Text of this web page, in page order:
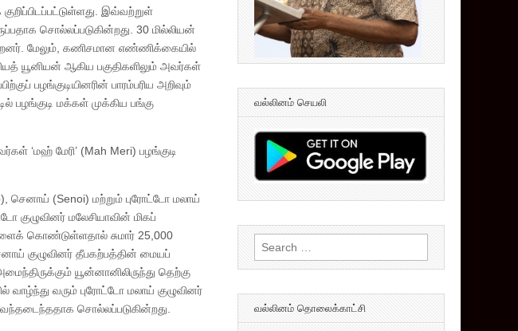
இவ்வற்றுள்
சொல்லப்படுகின்றது. 30 மில்லியன்
மேலும், கணிசமான எண்ணிக்கையில்
யூனியன் ஆகிய பகுதிகளிலும் அவர்கள்
பழங்குடியினரின் பாரம்பரிய அறிவும்
பழங்குடி மக்கள் முக்கிய பங்கு
‘மஹ் மேரி’ (Mah Meri) பழங்குடி
செனாய் (Senoi) மற்றும் புரோட்டோ மலாய்
குழுவினர் மலேசியாவின் மிகப்
கொண்டுள்ளதால் சுமார் 25,000
குழுவினர் தீபகற்பத்தின் மையப்
யூன்னானிலிருந்து தெற்கு
வாழ்ந்து வரும் புரோட்டோ மலாய் குழுவினர்
வந்தடைந்ததாக சொல்லப்படுகின்றது.
வல்லினம் செயலி
Search
for:
வல்லினம் தொலைக்காட்சி